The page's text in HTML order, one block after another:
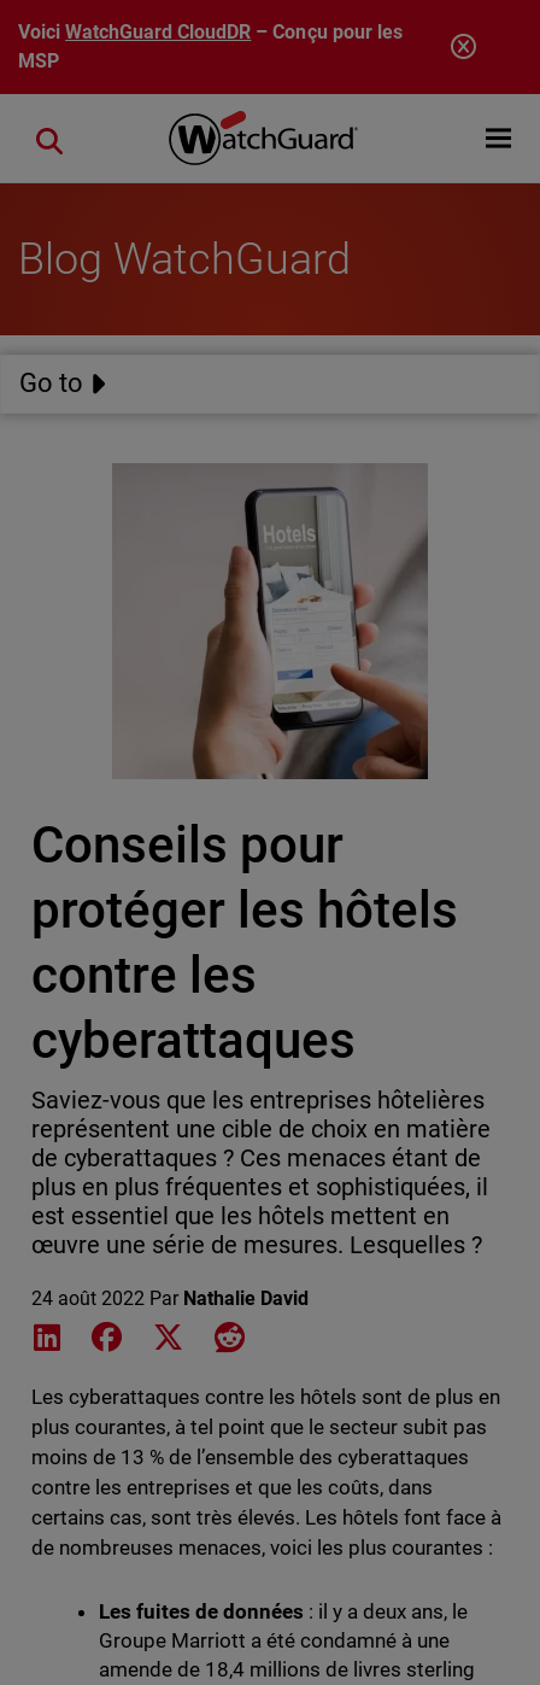
Aller au contenu principal
VoiciWatchGuard CloudDR – Conçu pour les
MSP
Open
Close search
Blog WatchGuard
Go to
Conseils pour
protéger les hôtels
contre les
cyberattaques
Saviez-vous que les entreprises hôtelières
représentent une cible de choix en matière
de cyberattaques ? Ces menaces étant de
plus en plus fréquentes et sophistiquées, il
est essentiel que les hôtels mettent en
œuvre une série de mesures. Lesquelles ?
24 août 2022 Par Nathalie David
Share on LinkedIn
Share on Facebook
Share on XShare on Reddit
Les cyberattaques contre les hôtels sont de plus en
plus courantes, à tel point que le secteur subit pas
moins de 13 % de l’ensemble des cyberattaques
contre les entreprises et que les coûts, dans
certains cas, sont très élevés. Les hôtels font face à
de nombreuses menaces, voici les plus courantes :
Les fuites de données : il y a deux ans, le
Groupe Marriott a été condamné à une
amende de 18,4 millions de livres sterling